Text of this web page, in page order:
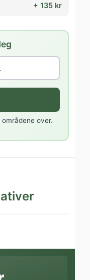
+ 135 kr
over.